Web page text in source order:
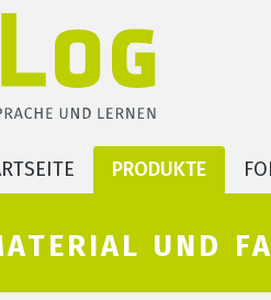
springen
PRODUKTE
und